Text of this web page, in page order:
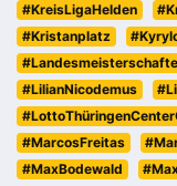
#KreisLigaHelden
#Kristanplatz
#LilianNicodemus
#MarcosFreitas
#MaxBodewald